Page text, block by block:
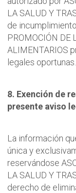
LA SALUD Y
de
PROMOCIÓN DE
ALIMENTARIOS
legales oportunas.
8. Exención de
presente aviso
La información
única y
reservándose
LA SALUD Y
derecho de